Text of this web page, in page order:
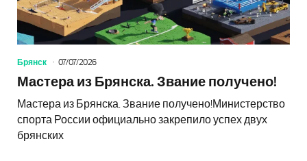
Брянск 07/07/2026
Мастера из Брянска. Звание получено!
Мастера из Брянска. Звание получено!Министерство
спорта России официально закрепило успех двух
брянских